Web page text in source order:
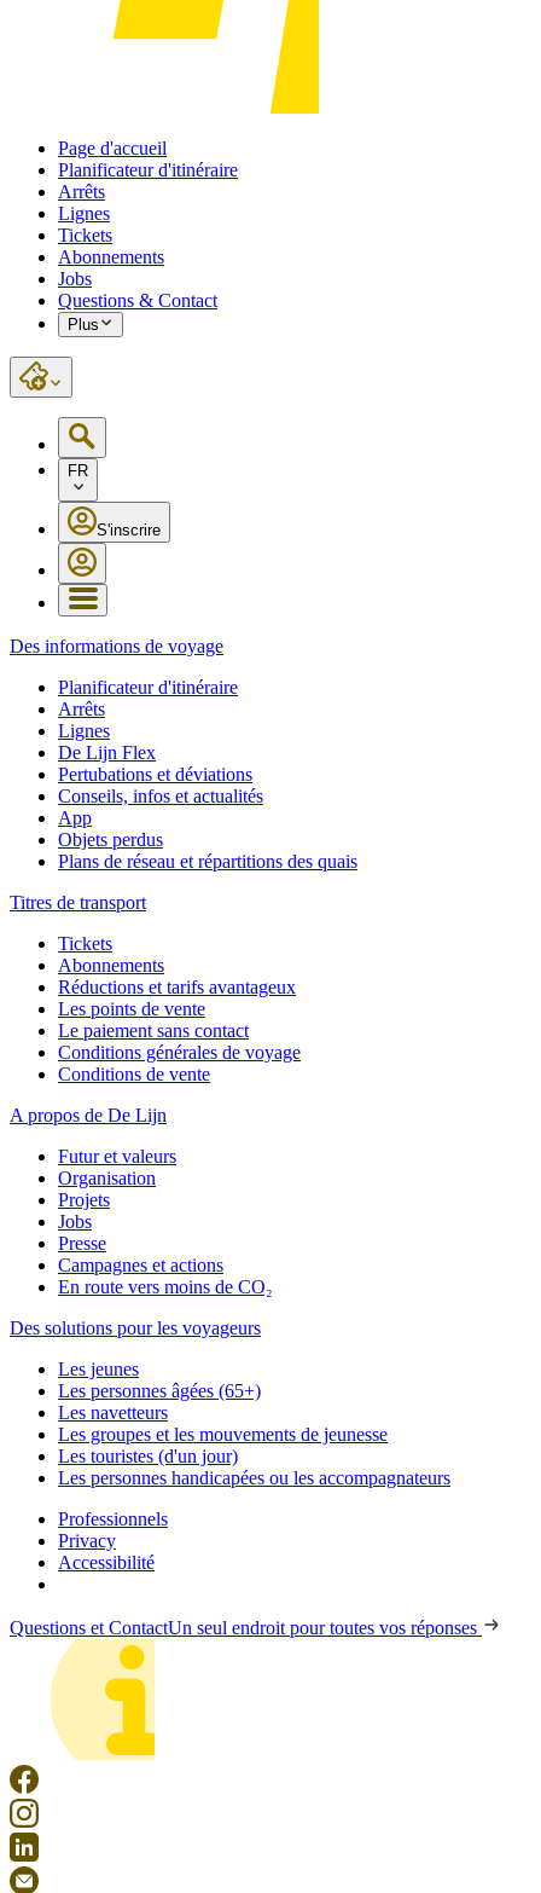
Page d'accueil
Planificateur d'itinéraire
Arrêts
Lignes
Tickets
Abonnements
Jobs
Questions & Contact
Plus
FR
S'inscrire
Des informations de voyage
Planificateur d'itinéraire
Arrêts
Lignes
De Lijn Flex
Pertubations et déviations
Conseils, infos et actualités
App
Objets perdus
Plans de réseau et répartitions des quais
Titres de transport
Tickets
Abonnements
Réductions et tarifs avantageux
Les points de vente
Le paiement sans contact
Conditions générales de voyage
Conditions de vente
A propos de De Lijn
Futur et valeurs
Organisation
Projets
Jobs
Presse
Campagnes et actions
En route vers moins de CO₂
Des solutions pour les voyageurs
Les jeunes
Les personnes âgées (65+)
Les navetteurs
Les groupes et les mouvements de jeunesse
Les touristes (d'un jour)
Les personnes handicapées ou les accompagnateurs
Professionnels
Privacy
Accessibilité
Questions et ContactUn seul endroit pour toutes vos réponses